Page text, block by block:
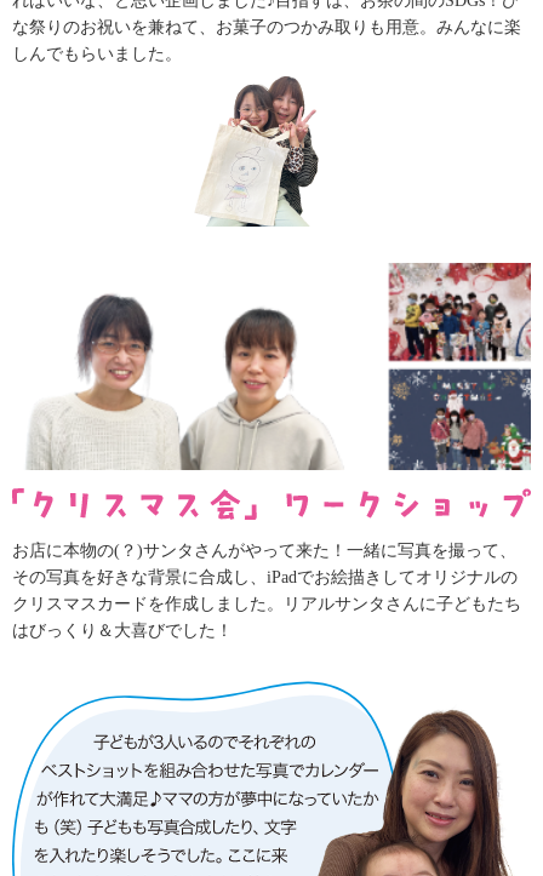
な祭りのお祝いを兼ねて、お菓子のつかみ取りも用意。みんなに楽
しんでもらいました。
お店に本物の(？)サンタさんがやって来た！一緒に写真を撮って、
その写真を好きな背景に合成し、iPadでお絵描きしてオリジナルの
クリスマスカードを作成しました。リアルサンタさんに子どもたち
はびっくり＆大喜びでした！